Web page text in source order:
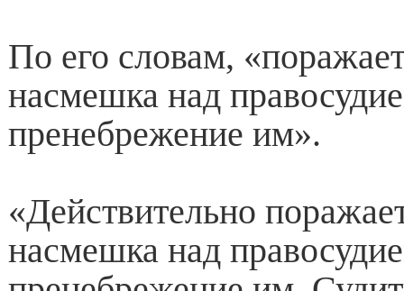
По его словам,
насмешка над
пренебрежение им».
«Действительно
насмешка над